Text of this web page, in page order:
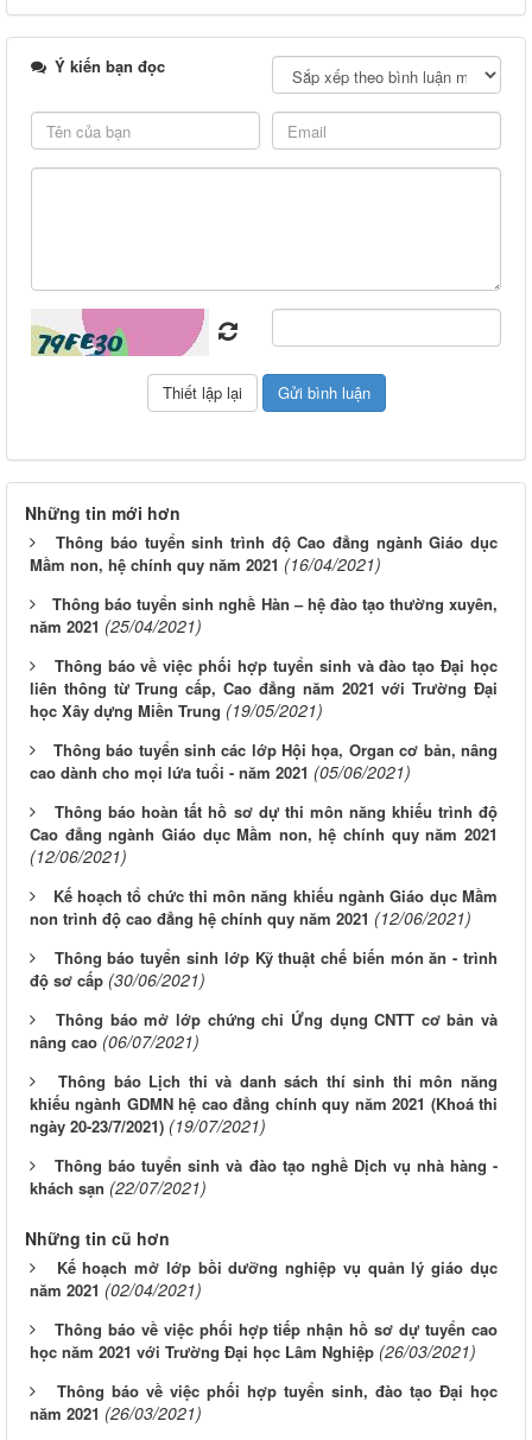
Ý kiến bạn đọc
Những tin mới hơn
Thông báo tuyển sinh trình độ Cao đẳng ngành Giáo dục
Mầm non, hệ chính quy năm 2021 (16/04/2021)
Thông báo tuyển sinh nghề Hàn – hệ đào tạo thường xuyên,
năm 2021 (25/04/2021)
Thông báo về việc phối hợp tuyển sinh và đào tạo Đại học
liên thông từ Trung cấp, Cao đẳng năm 2021 với Trường Đại
học Xây dựng Miền Trung (19/05/2021)
Thông báo tuyển sinh các lớp Hội họa, Organ cơ bản, nâng
cao dành cho mọi lứa tuổi - năm 2021 (05/06/2021)
Thông báo hoàn tất hồ sơ dự thi môn năng khiếu trình độ
Cao đẳng ngành Giáo dục Mầm non, hệ chính quy năm 2021
(12/06/2021)
Kế hoạch tổ chức thi môn năng khiếu ngành Giáo dục Mầm
non trình độ cao đẳng hệ chính quy năm 2021 (12/06/2021)
Thông báo tuyển sinh lớp Kỹ thuật chế biến món ăn - trình
độ sơ cấp (30/06/2021)
Thông báo mở lớp chứng chỉ Ứng dụng CNTT cơ bản và
nâng cao (06/07/2021)
Thông báo Lịch thi và danh sách thí sinh thi môn năng
khiếu ngành GDMN hệ cao đẳng chính quy năm 2021 (Khoá thi
ngày 20-23/7/2021) (19/07/2021)
Thông báo tuyển sinh và đào tạo nghề Dịch vụ nhà hàng -
khách sạn (22/07/2021)
Những tin cũ hơn
Kế hoạch mở lớp bồi dưỡng nghiệp vụ quản lý giáo dục
năm 2021 (02/04/2021)
Thông báo về việc phối hợp tiếp nhận hồ sơ dự tuyển cao
học năm 2021 với Trường Đại học Lâm Nghiệp (26/03/2021)
Thông báo về việc phối hợp tuyển sinh, đào tạo Đại học
năm 2021 (26/03/2021)